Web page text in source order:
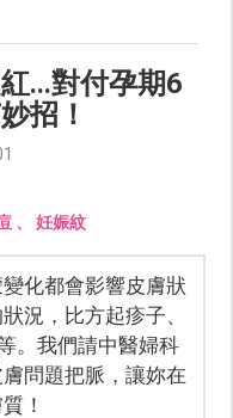
...對付孕期6
招！
、 妊娠紋
化都會影響皮膚狀
況，比方起疹子、
。我們請中醫婦科
問題把脈，讓妳在
！